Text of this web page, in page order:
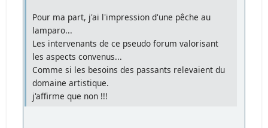
Pour ma part, j'ai l'impression d'une pêche au
lamparo...
Les intervenants de ce pseudo forum valorisant
les aspects convenus...
Comme si les besoins des passants relevaient du
domaine artistique.
j'affirme que non !!!